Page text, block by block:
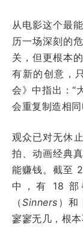
从电影这个最
历一场深刻的
关，但更根本
有新的创意，
会》中指出：“
会重复制造相
观众已对无休
拍、动画经典
能赚钱。截至
中，有 18 部
（Sinners ）和
寥寥无几，根